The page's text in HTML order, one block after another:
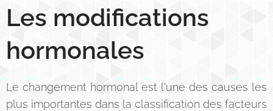
Les modifications
hormonales
Le changement hormonal est l'une des causes les
plus importantes dans la classification des facteurs